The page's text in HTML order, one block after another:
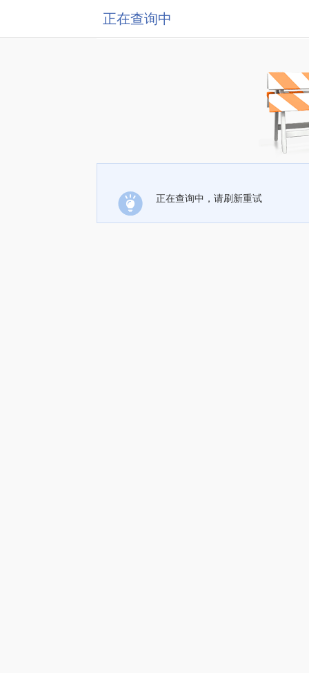
正在查询中
正在查询中，请刷新重试